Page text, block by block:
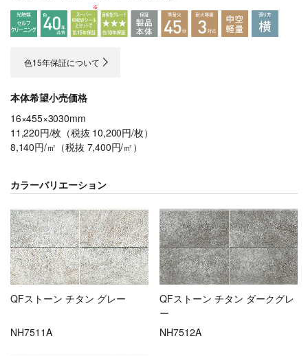
色15年保証について
本体希望小売価格
16×455×3030mm
11,220円/枚（税抜 10,200円/枚）
8,140円/㎡（税抜 7,400円/㎡）
カラーバリエーション
QFストーン チタン グレー
NH7511A
QFストーン チタン ダークグレ
ー
NH7512A